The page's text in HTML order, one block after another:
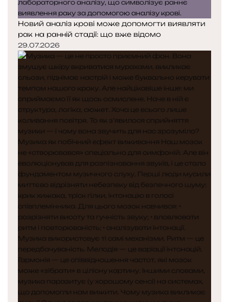
Новий аналіз крові може допомогти виявляти
рак на ранній стадії: що вже відомо
29.07.2026